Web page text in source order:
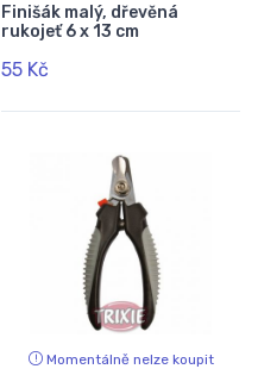
Finišák malý, dřevěná
rukojeť 6 x 13 cm
55 Kč
Momentálně nelze koupit